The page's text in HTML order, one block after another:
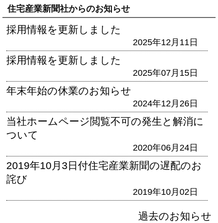
住宅産業新聞社からのお知らせ
採用情報を更新しました
2025年12月11日
採用情報を更新しました
2025年07月15日
年末年始の休業のお知らせ
2024年12月26日
当社ホームページ閲覧不可の発生と解消に
ついて
2020年06月24日
2019年10月3日付住宅産業新聞の遅配のお
詫び
2019年10月02日
過去のお知らせ